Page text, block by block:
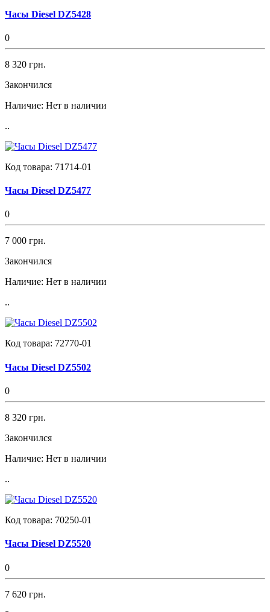
Часы Diesel DZ5428
0
8 320 грн.
Закончился
Наличие: Нет в наличии
..
Код товара: 71714-01
Часы Diesel DZ5477
0
7 000 грн.
Закончился
Наличие: Нет в наличии
..
Код товара: 72770-01
Часы Diesel DZ5502
0
8 320 грн.
Закончился
Наличие: Нет в наличии
..
Код товара: 70250-01
Часы Diesel DZ5520
0
7 620 грн.